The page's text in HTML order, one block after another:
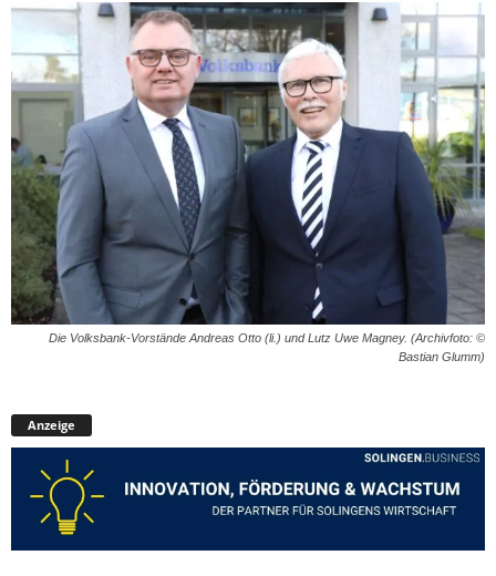
Die Volksbank-Vorstände Andreas Otto (li.) und Lutz Uwe Magney. (Archivfoto: ©
Bastian Glumm)
Anzeige